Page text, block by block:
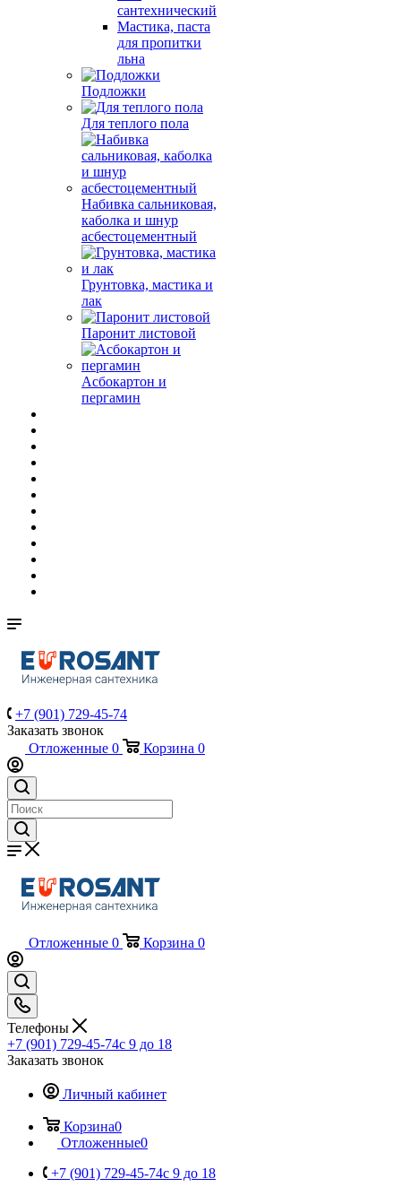
сантехнический
Мастика, паста
для пропитки
льна
Подложки
Для теплого пола
Набивка сальниковая,
каболка и шнур
асбестоцементный
Грунтовка, мастика и
лак
Паронит листовой
Асбокартон и
пергамин
+7 (901) 729-45-74
Заказать звонок
Отложенные 0 Корзина 0
Отложенные 0 Корзина 0
Телефоны
+7 (901) 729-45-74c 9 до 18
Заказать звонок
Личный кабинет
Корзина0
Отложенные0
+7 (901) 729-45-74c 9 до 18